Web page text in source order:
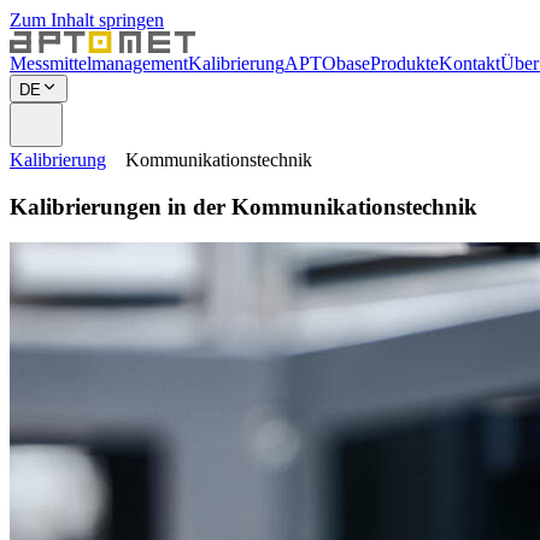
Zum Inhalt springen
MessmittelmanagementKalibrierungAPTObaseProdukteKontakt
DE
Kalibrierung Kommunikationstechnik
Kalibrierungen in der Kommunikationstechnik